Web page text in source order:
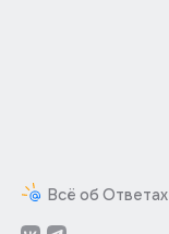
Всё об Ответах